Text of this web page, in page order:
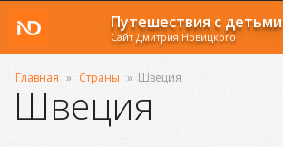
Путешествия с детьми
Сайт Дмитрия Новицкого
Главная » Страны » Швеция
Швеция